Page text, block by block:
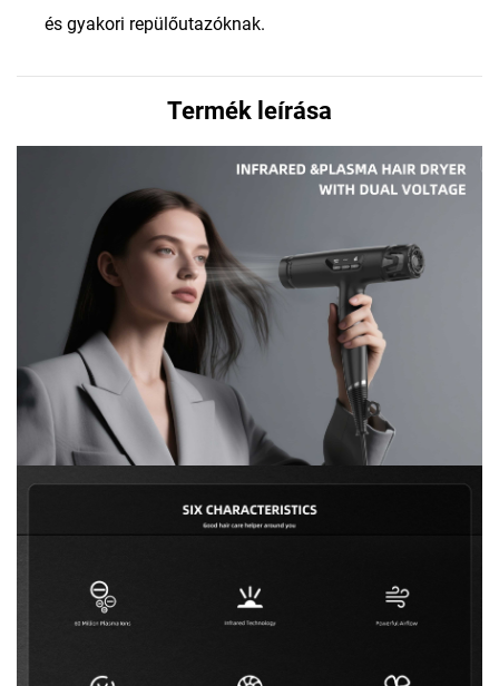
és gyakori repülőutazóknak.
Termék leírása